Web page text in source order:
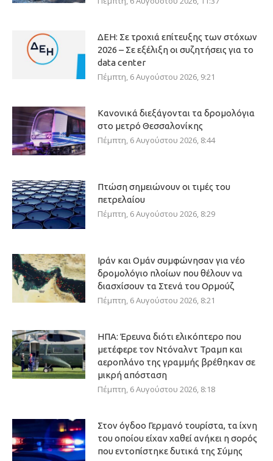
ΔΕΗ: Σε τροχιά επίτευξης των στόχων
2026 – Σε εξέλιξη οι συζητήσεις για το
data center
Πέμπτη, 6 Αυγούστου 2026, 9:21
Κανονικά διεξάγονται τα δρομολόγια
στο μετρό Θεσσαλονίκης
Πέμπτη, 6 Αυγούστου 2026, 8:44
Πτώση σημειώνουν οι τιμές του
πετρελαίου
Πέμπτη, 6 Αυγούστου 2026, 8:29
Ιράν και Ομάν συμφώνησαν για νέο
δρομολόγιο πλοίων που θέλουν να
διασχίσουν τα Στενά του Ορμούζ
Πέμπτη, 6 Αυγούστου 2026, 8:21
ΗΠΑ: Έρευνα διότι ελικόπτερο που
μετέφερε τον Ντόναλντ Τραμπ και
αεροπλάνο της γραμμής βρέθηκαν σε
μικρή απόσταση
Πέμπτη, 6 Αυγούστου 2026, 8:18
Στον όγδοο Γερμανό τουρίστα, τα ίχνη
του οποίου είχαν χαθεί ανήκει η σορός
που εντοπίστηκε δυτικά της Σύμης